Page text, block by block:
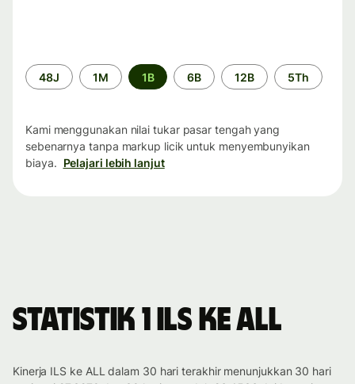
Periode
waktu
48J 1M 1B 6B 12B 5Th
Kami menggunakan nilai tukar pasar tengah yang
sebenarnya tanpa markup licik untuk menyembunyikan
biaya. Pelajari lebih lanjut
Statistik 1 ILS ke ALL
Kinerja ILS ke ALL dalam 30 hari terakhir menunjukkan 30 hari